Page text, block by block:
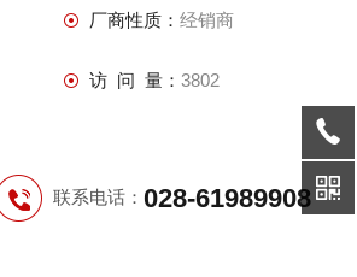
厂商性质： 经销商
访 问 量： 3802
联系电话： 028-61989908